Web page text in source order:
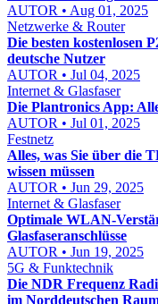
AUTOR • Aug 01, 2025
Netzwerke & Router
Die besten kostenlosen
deutsche Nutzer
AUTOR • Jul 04, 2025
Internet & Glasfaser
Die Plantronics App:
AUTOR • Jul 01, 2025
Festnetz
Alles, was Sie über die
wissen müssen
AUTOR • Jun 29, 2025
Internet & Glasfaser
Optimale WLAN-
Glasfaseranschlüsse
AUTOR • Jun 19, 2025
5G & Funktechnik
Die NDR Frequenz
im Norddeutschen